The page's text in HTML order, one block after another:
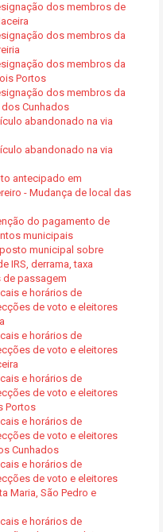
dos membros de
dos membros da
dos membros da
Portos
dos membros da
dos Cunhados
abandonado na via
abandonado na via
antecipado em
- Mudança de local das
do pagamento de
municipais
municipal sobre
IRS, derrama, taxa
passagem
e horários de
de voto e eleitores
e horários de
de voto e eleitores
e horários de
de voto e eleitores
Portos
e horários de
de voto e eleitores
Cunhados
e horários de
de voto e eleitores
Maria, São Pedro e
e horários de